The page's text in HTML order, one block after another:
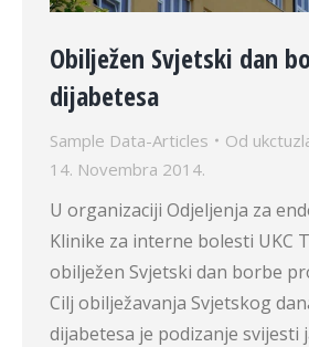
Obilježen Svjetski dan
dijabetesa
Sample Data-Articles Od
14. Novembra 2014.
U organizaciji Odjeljenja za
Klinike za interne bolesti UKC
obilježen Svjetski dan borbe
Cilj obilježavanja Svjetskog
dijabetesa je podizanje svijesti